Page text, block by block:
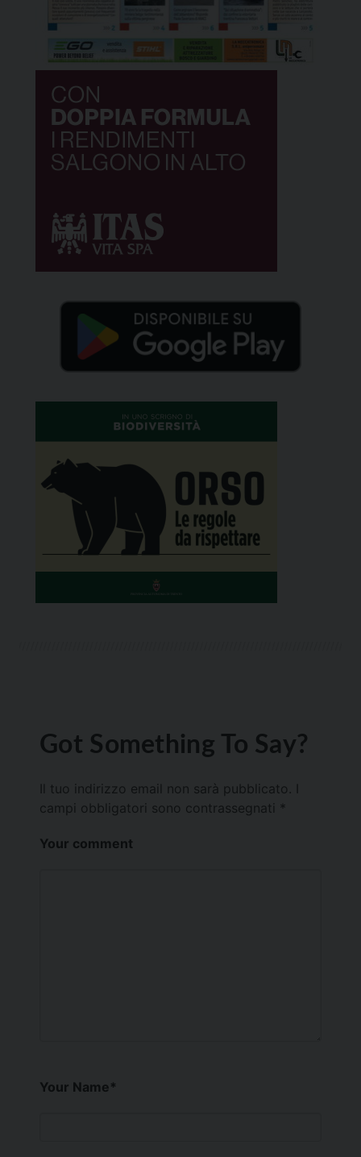
Got Something To Say?
Il tuo indirizzo email non sarà pubblicato.
campi obbligatori sono contrassegnati *
Your comment
Your Name*